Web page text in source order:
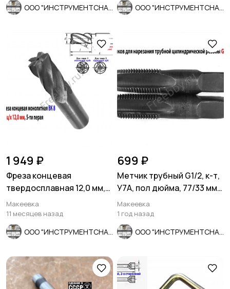
1 949 ₽
Фреза концевая
твердосплавная 12,0 мм,
ц/х, монолит, ВК8, 5-пер,
50/25
Макеевка
11 месяцев назад
699 ₽
Метчик трубный G1/2, к-т,
У7А, пол дюйма, 77/33 мм,
СССР
Макеевка
1 год назад